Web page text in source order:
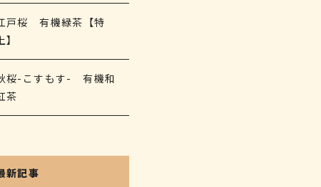
戸桜 有機緑茶【特
上】
桜-こすもす- 有機和
茶
新記事